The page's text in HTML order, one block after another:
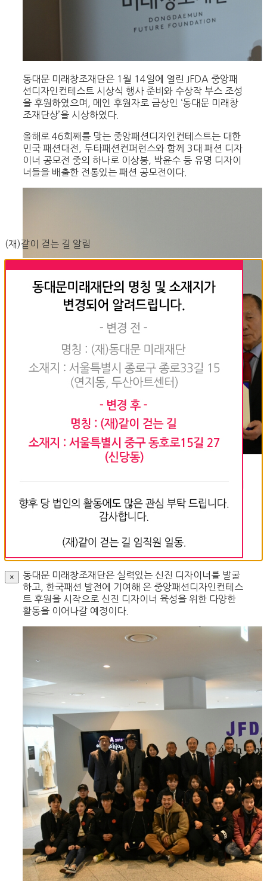
동대문 미래창조재단은 1월 14일에 열린 JFDA 중앙패
션디자인컨테스트 시상식 행사 준비와 수상작 부스 조성
을 후원하였으며, 메인 후원자로 금상인 ‘동대문 미래창
조재단상’을 시상하였다.
올해로 46회째를 맞는 중앙패션디자인컨테스트는 대한
민국 패션대전, 두타패션컨퍼런스와 함께 3대 패션 디자
이너 공모전 중의 하나로 이상봉, 박윤수 등 유명 디자이
너들을 배출한 전통있는 패션 공모전이다.
동대문 DDP살림터 1층에서 개최한 이번 시상식에는 유
명이 참석하였으며, 17일까지 26점의 수상작들을 전시
동대문 미래창조재단은 실력있는 신진 디자이너를 발굴
하고, 한국패션 발전에 기여해 온 중앙패션디자인컨테스
트 후원을 시작으로 신진 디자이너 육성을 위한 다양한
활동을 이어나갈 예정이다.
(재)같이 걷는 길 알림
×